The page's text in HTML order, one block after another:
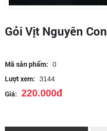
Gỏi Vịt Nguyên Con
Mã sản phẩm: 0
Lượt xem: 3144
Giá: 220.000đ